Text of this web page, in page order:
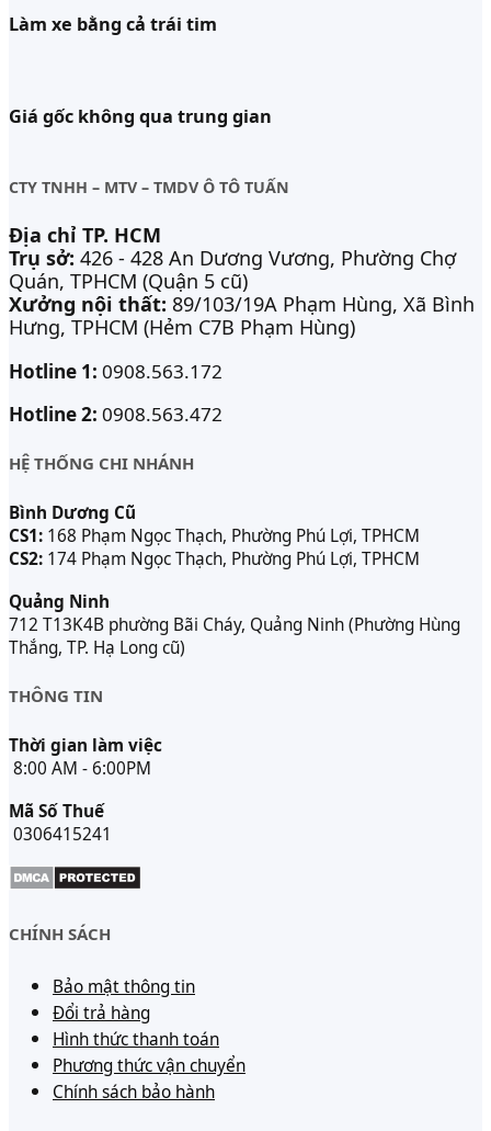
Làm xe bằng cả trái tim
Giá gốc không qua trung gian
CTY TNHH – MTV – TMDV Ô TÔ TUẤN
Địa chỉ TP. HCM
Trụ sở: 426 - 428 An Dương Vương, Phường Chợ
Quán, TPHCM (Quận 5 cũ)
Xưởng nội thất: 89/103/19A Phạm Hùng, Xã Bình
Hưng, TPHCM (Hẻm C7B Phạm Hùng)
Hotline 1: 0908.563.172
Hotline 2: 0908.563.472
HỆ THỐNG CHI NHÁNH
Bình Dương Cũ
CS1: 168 Phạm Ngọc Thạch, Phường Phú Lợi, TPHCM
CS2: 174 Phạm Ngọc Thạch, Phường Phú Lợi, TPHCM
Quảng Ninh
712 T13K4B phường Bãi Cháy, Quảng Ninh (Phường Hùng
Thắng, TP. Hạ Long cũ)
THÔNG TIN
Thời gian làm việc
8:00 AM - 6:00PM
Mã Số Thuế
0306415241
CHÍNH SÁCH
Bảo mật thông tin
Đổi trả hàng
Hình thức thanh toán
Phương thức vận chuyển
Chính sách bảo hành